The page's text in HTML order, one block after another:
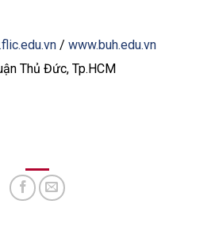
/ www.buh.edu.vn
Thủ Đức, Tp.HCM